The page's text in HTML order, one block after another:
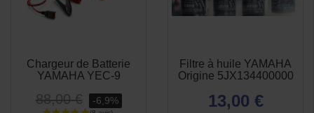
Chargeur de Batterie
YAMAHA YEC-9
88,00 € -6,9%
Filtre à huile YAMAHA
Origine 5JX134400000
13,00 €
APERÇU
RAPIDE
APERÇU
RAPIDE